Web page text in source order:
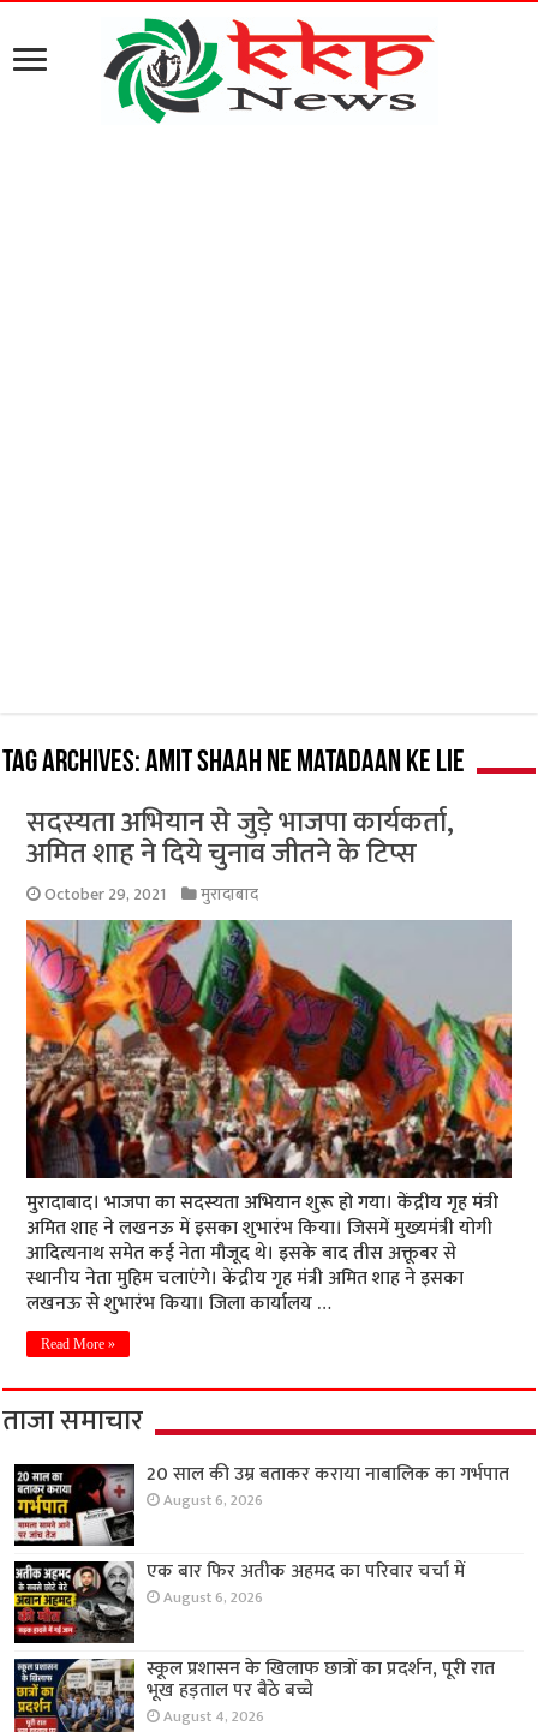
Tag Archives:amit shaah ne matadaan ke lie
सदस्यता अभियान से जुड़े भाजपा कार्यकर्ता,
अमित शाह ने दिये चुनाव जीतने के टिप्स
October 29, 2021 मुरादाबाद
मुरादाबाद। भाजपा का सदस्यता अभियान शुरू हो गया। केंद्रीय गृह मंत्री
अमित शाह ने लखनऊ में इसका शुभारंभ किया। जिसमें मुख्यमंत्री योगी
आदित्यनाथ समेत कई नेता मौजूद थे। इसके बाद तीस अक्तूबर से
स्थानीय नेता मुहिम चलाएंगे। केंद्रीय गृह मंत्री अमित शाह ने इसका
लखनऊ से शुभारंभ किया। जिला कार्यालय …
Read More »
ताजा समाचार
20 साल की उम्र बताकर कराया नाबालिक का गर्भपात
August 6, 2026
एक बार फिर अतीक अहमद का परिवार चर्चा में
August 6, 2026
स्कूल प्रशासन के खिलाफ छात्रों का प्रदर्शन, पूरी रात
भूख हड़ताल पर बैठे बच्चे
August 4, 2026